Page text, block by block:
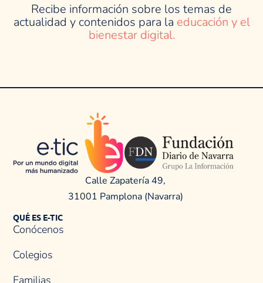
Recibe información sobre los temas de
actualidad y contenidos para la educación y el
bienestar digital.
Calle Zapatería 49,
31001 Pamplona (Navarra)
QUÉ ES E-TIC
Conócenos
Colegios
Familias